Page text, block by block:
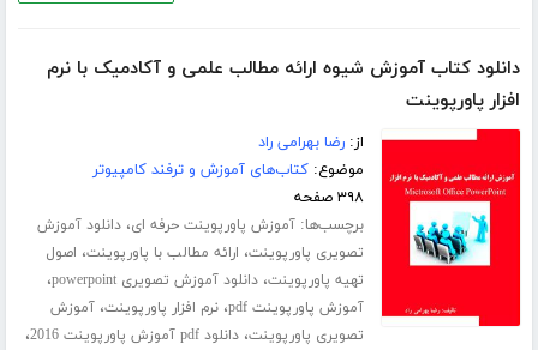
دانلود کتاب آموزش شیوه ارائه مطالب علمی و آکادمیک با نرم
افزار پاورپوینت
از:رضا بهرامی راد
موضوع:کتاب‌های آموزش و ترفند کامپیوتر
۳۹۸ صفحه
برچسب‌ها:آموزش پاورپوینت حرفه ای،دانلود آموزش
تصویری پاورپوینت، ارائه مطالب با پاورپوینت، اصول
تهیه پاورپوینت،دانلود آموزش تصویری powerpoint ،
آموزش پاورپوینت pdf ،نرم افزار پاورپوینت،آموزش
تصویری پاورپوینت،دانلود pdf آموزش پاورپوینت 2016 ،